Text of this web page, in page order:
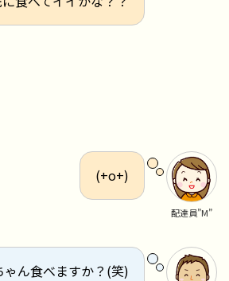
配達員”M”
(+o+)
ゃん食べますか？(笑)